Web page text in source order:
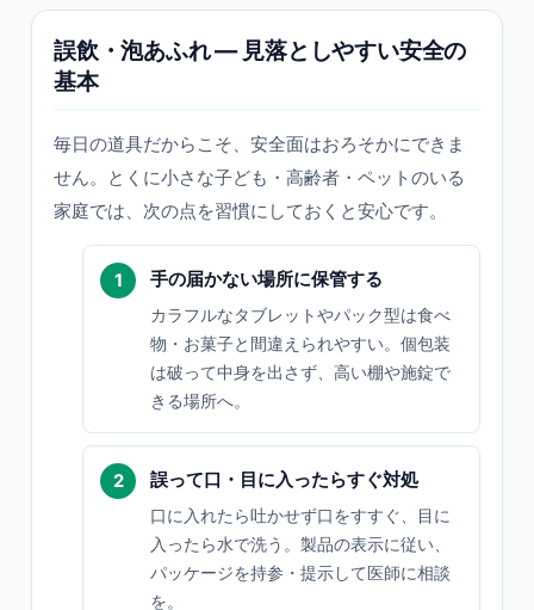
誤飲・泡あふれ ― 見落としやすい安全の
基本
毎日の道具だからこそ、安全面はおろそかにできま
せん。とくに小さな子ども・高齢者・ペットのいる
家庭では、次の点を習慣にしておくと安心です。
手の届かない場所に保管する
カラフルなタブレットやパック型は食べ
物・お菓子と間違えられやすい。個包装
は破って中身を出さず、高い棚や施錠で
きる場所へ。
誤って口・目に入ったらすぐ対処
口に入れたら吐かせず口をすすぐ、目に
入ったら水で洗う。製品の表示に従い、
パッケージを持参・提示して医師に相談
を。